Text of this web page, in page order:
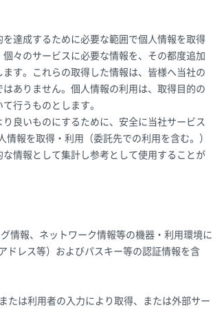
達成するために必要な範囲で個人情報を取得
々のサービスに必要な情報を、その都度追加
す。これらの取得した情報は、皆様へ当社の
ありません。個人情報の利用は、取得目的の
行うものとします。
良いものにするために、安全に当社サービス
報を取得・利用（委託先での利用を含む。）
情報として集計し参考として使用することが
情報、ネットワーク情報等の機器・利用環境に
ドレス等）およびパスキー等の認証情報を含
たは利用者の入力により取得、または外部サー